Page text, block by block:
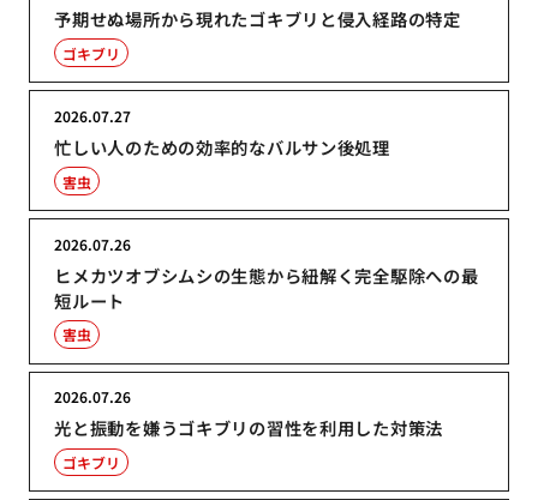
予期せぬ場所から現れたゴキブリと侵入経路の特定
ゴキブリ
忙しい人のための効率的なバルサン後処理
2026.07.27
害虫
ヒメカツオブシムシの生態から紐解く完全駆除への最
短ルート
2026.07.26
害虫
光と振動を嫌うゴキブリの習性を利用した対策法
2026.07.26
ゴキブリ